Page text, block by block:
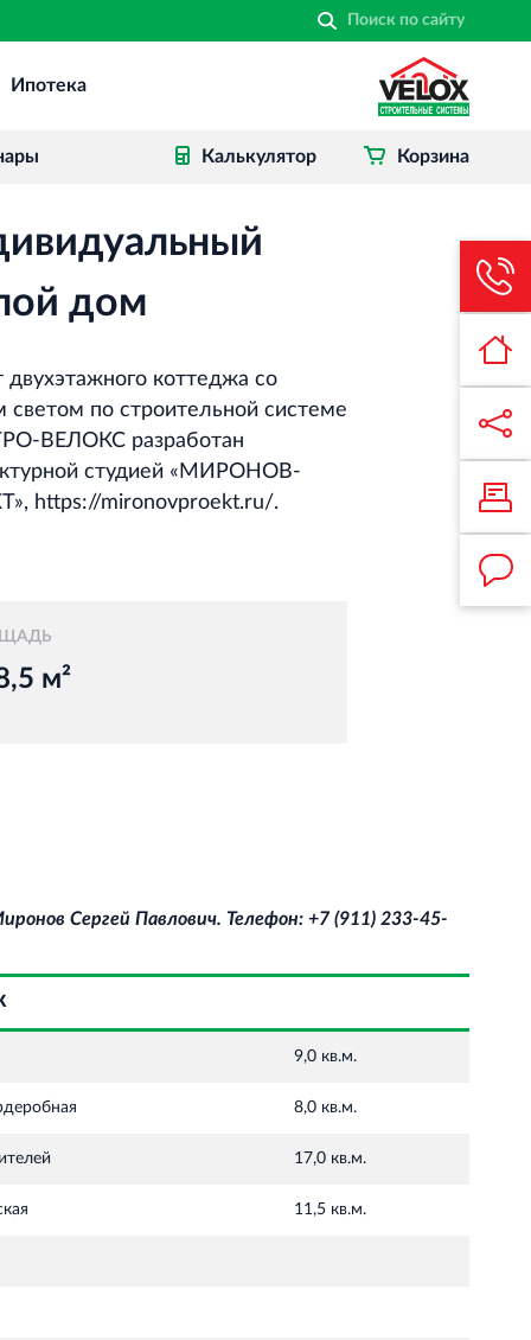
Строительная система ROSSTRO‐
Несъёмная опалубка из щепоцементных
Торговый комплекс НОРД
Современный торговый комплекс
Торгово-развлекательный центр
Вернисаж в Кингисеппе
Современный торговый комплекс в
центре города Кингисепп
Ипотека
Калькулятор Корзина
дом
двухэтажного коттеджа со
светом по строительной системе
ВЕЛОКС разработан
студией «МИРОНОВ‐
https://mironovproekt.ru/.
м²
Сергей Павлович. Телефон: +7 (911) 233‐45‐
9,0 кв.м.
8,0 кв.м.
17,0 кв.м.
11,5 кв.м.